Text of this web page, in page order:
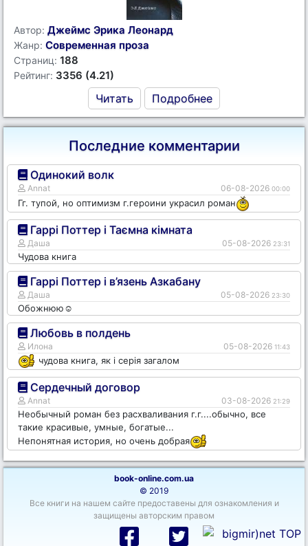
Автор: Джеймс Эрика Леонард
Жанр: Современная проза
Страниц: 188
Рейтинг: 3356 (4.21)
Читать Подробнее
Последние комментарии
Одинокий волк
Annat 06-08-2026 00:00
Гг. тупой, но оптимизм г.героини украсил роман
Гаррі Поттер і Таємна кімната
Даша 05-08-2026 23:31
Чудова книга
Гаррі Поттер і в’язень Азкабану
Даша 05-08-2026 23:30
Обожнюю☺️
Любовь в полдень
Илона 05-08-2026 11:43
чудова книга, як і серія загалом
Сердечный договор
Annat 03-08-2026 21:29
Необычный роман без расхваливания г.г....обычно, все
такие красивые, умные, богатые...
Непонятная история, но очень добрая
book-online.com.ua
© 2019
Все книги на нашем сайте предоставены для ознакомления и
защищены авторским правом